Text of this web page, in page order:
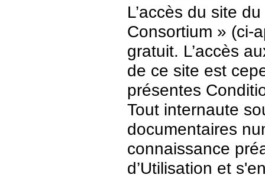
L’accès du site
Consortium » (ci-
gratuit. L’accès
de ce site est
présentes
Tout internaute
documentaires
connaissance
d’Utilisation et